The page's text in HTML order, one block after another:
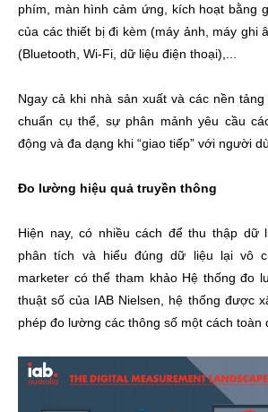
phím, màn hình cảm ứng, kích hoạt bằng
của các thiết bị đi kèm (máy ảnh, máy ghi
(Bluetooth, Wi-Fi, dữ liệu điện thoại),...
Ngay cả khi nhà sản xuất và các nền
chuẩn cụ thể, sự phân mảnh yêu cầu
động và đa dạng khi “giao tiếp” với người
Đo lường hiệu quả truyền thông
Hiện nay, có nhiều cách để thu thập dữ
phân tích và hiểu đúng dữ liệu lại vô
marketer có thể tham khảo Hệ thống đo
thuật số của IAB Nielsen, hệ thống được
phép đo lường các thông số một cách toàn